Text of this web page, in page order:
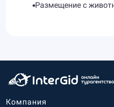
Размещение с
Компания